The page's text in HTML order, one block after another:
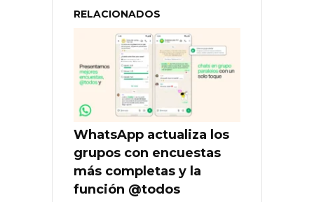
RELACIONADOS
WhatsApp actualiza los
grupos con encuestas
más completas y la
función @todos